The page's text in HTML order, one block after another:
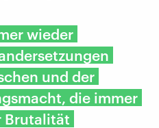
wieder
und der
die immer
Brutalität